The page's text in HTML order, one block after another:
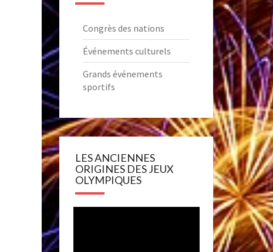
Congrès des nations
Événements culturels
Grands événements
sportifs
LES ANCIENNES
ORIGINES DES JEUX
OLYMPIQUES